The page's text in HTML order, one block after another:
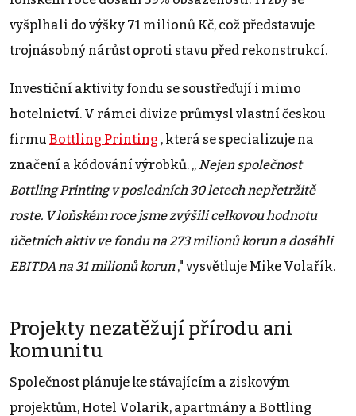
vyšplhali do výšky 71 milionů Kč, což představuje
trojnásobný nárůst oproti stavu před rekonstrukcí.
Investiční aktivity fondu se soustřeďují i mimo
hotelnictví. V rámci divize průmysl vlastní českou
firmu Bottling Printing , která se specializuje na
značení a kódování výrobků. „Nejen společnost
Bottling Printing v posledních 30 letech nepřetržitě
roste. V loňském roce jsme zvýšili celkovou hodnotu
účetních aktiv ve fondu na 273 milionů korun a dosáhli
EBITDA na 31 milionů korun," vysvětluje Mike Volařík.
Projekty nezatěžují přírodu ani
komunitu
Společnost plánuje ke stávajícím a ziskovým
projektům, Hotel Volarik, apartmány a Bottling